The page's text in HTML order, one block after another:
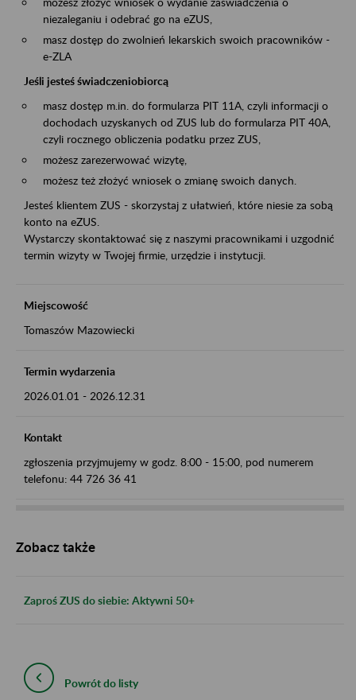
niezaleganiu i odebrać go na eZUS,
masz dostęp do zwolnień lekarskich swoich pracowników -
e-ZLA
Jeśli jesteś świadczeniobiorcą
masz dostęp m.in. do formularza PIT 11A, czyli informacji o
dochodach uzyskanych od ZUS lub do formularza PIT 40A,
czyli rocznego obliczenia podatku przez ZUS,
możesz zarezerwować wizytę,
możesz też złożyć wniosek o zmianę swoich danych.
Jesteś klientem ZUS - skorzystaj z ułatwień, które niesie za sobą
konto na eZUS.
Wystarczy skontaktować się z naszymi pracownikami i uzgodnić
termin wizyty w Twojej firmie, urzędzie i instytucji.
Miejscowość
Tomaszów Mazowiecki
Termin wydarzenia
2026.01.01 - 2026.12.31
Kontakt
zgłoszenia przyjmujemy w godz. 8:00 - 15:00, pod numerem
telefonu: 44 726 36 41
Zobacz także
Zaproś ZUS do siebie: Aktywni 50+
Powrót do listy